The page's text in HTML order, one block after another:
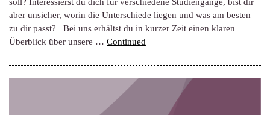
soll? Interessierst du dich für verschiedene Studiengänge, bist dir
aber unsicher, worin die Unterschiede liegen und was am besten
zu dir passt? Bei uns erhältst du in kurzer Zeit einen klaren
Überblick über unsere … Continued